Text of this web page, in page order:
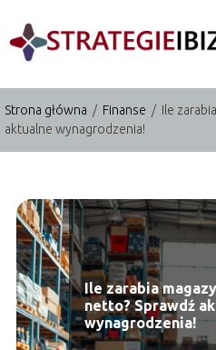
Strona główna / Finanse / Ile
aktualne wynagrodzenia!
Ile zarabia
netto? Sprawdź
wynagrodzenia!